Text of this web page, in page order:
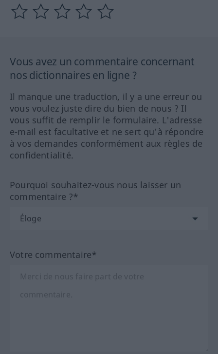
Vous avez un commentaire concernant
nos dictionnaires en ligne ?
Il manque une traduction, il y a une erreur ou
vous voulez juste dire du bien de nous ? Il
vous suffit de remplir le formulaire. L'adresse
e-mail est facultative et ne sert qu'à répondre
à vos demandes conformément aux règles de
confidentialité.
Pourquoi souhaitez-vous nous laisser un
commentaire ?*
Votre commentaire*